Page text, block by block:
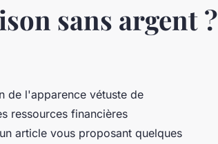
sans argent ?
de l'apparence vétuste de
ressources financières
article vous proposant quelques